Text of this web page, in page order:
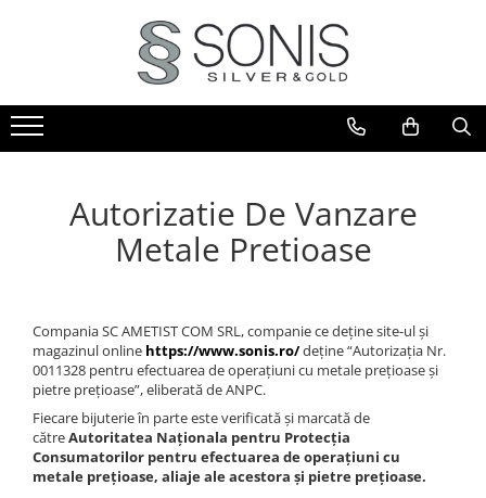
BIJUTERII ARGINT
CERCEI
BRATARI
LANTURI
LANTURI CU PANDANTIV
PANDANTIVE
PANDANTIVE TIP CRUCE
BROSE
TALISMANE
BIJUTERII PENTRU COPII
BIJUTERII DIN AUR
PANDANTIVE
PANDANTIVE TIP CRUCE
LANTURI
Lanturi pentru EA
Bratari pentru EA
Bratari pentru EL
BIJUTERII PENTRU COPII
BRATARI PENTRU GLEZNA
PIERCING
BIJUTERII DIN OTEL
BRATARI
LANTURI
ICOANE ARGINTATE
ICOANE ORTODOXE
ICOANE CATOLICE
Autorizatie De Vanzare
Metale Pretioase
Compania SC AMETIST COM SRL, companie ce deține site-ul și
magazinul online https://www.sonis.ro/deține “Autorizația Nr.
0011328 pentru efectuarea de operațiuni cu metale prețioase și
pietre prețioase”, eliberată de ANPC.
Fiecare bijuterie în parte este verificată și marcată de
cătreAutoritatea Naţionala pentru Protecţia
Consumatorilor pentru efectuarea de operațiuni cu
metale prețioase, aliaje ale acestora și pietre prețioase.